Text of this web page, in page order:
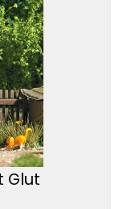
Glut